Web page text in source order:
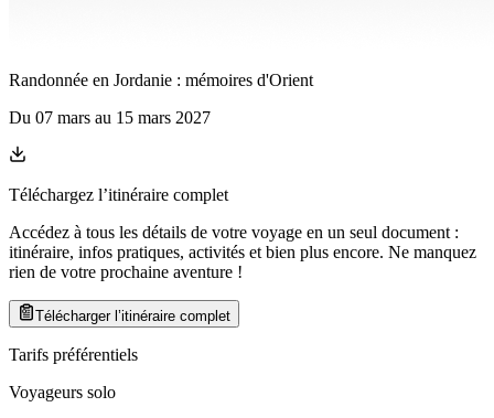
Randonnée en Jordanie : mémoires d'Orient
Du 07 mars au 15 mars 2027
Téléchargez l’itinéraire complet
Accédez à tous les détails de votre voyage en un seul document :
itinéraire, infos pratiques, activités et bien plus encore. Ne manquez
rien de votre prochaine aventure !
Télécharger l’itinéraire complet
Tarifs préférentiels
Voyageurs solo